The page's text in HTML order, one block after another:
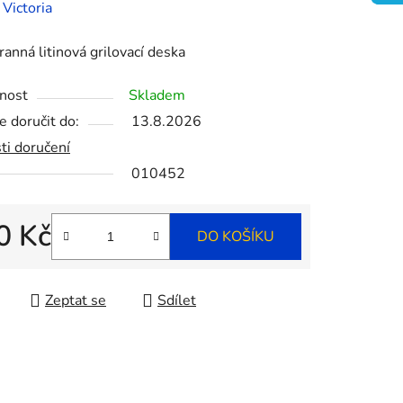
Victoria
litinová grilovací deska
Skladem
doručit do:
13.8.2026
doručení
010452
Kč DO KOŠÍKU
Zeptat se Sdílet